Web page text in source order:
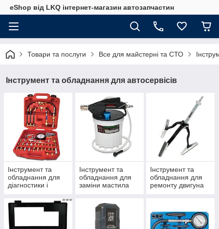
eShop від LKQ інтернет-магазин автозапчастин
Товари та послуги Все для майстерні та СТО
Інструмент та обладнання для автосервісів
Інструмент та
обладнання для
діагностики і
паливних систем
Інструмент та
обладнання для
заміни мастила
Інструмент та
обладнання для
ремонту двигуна